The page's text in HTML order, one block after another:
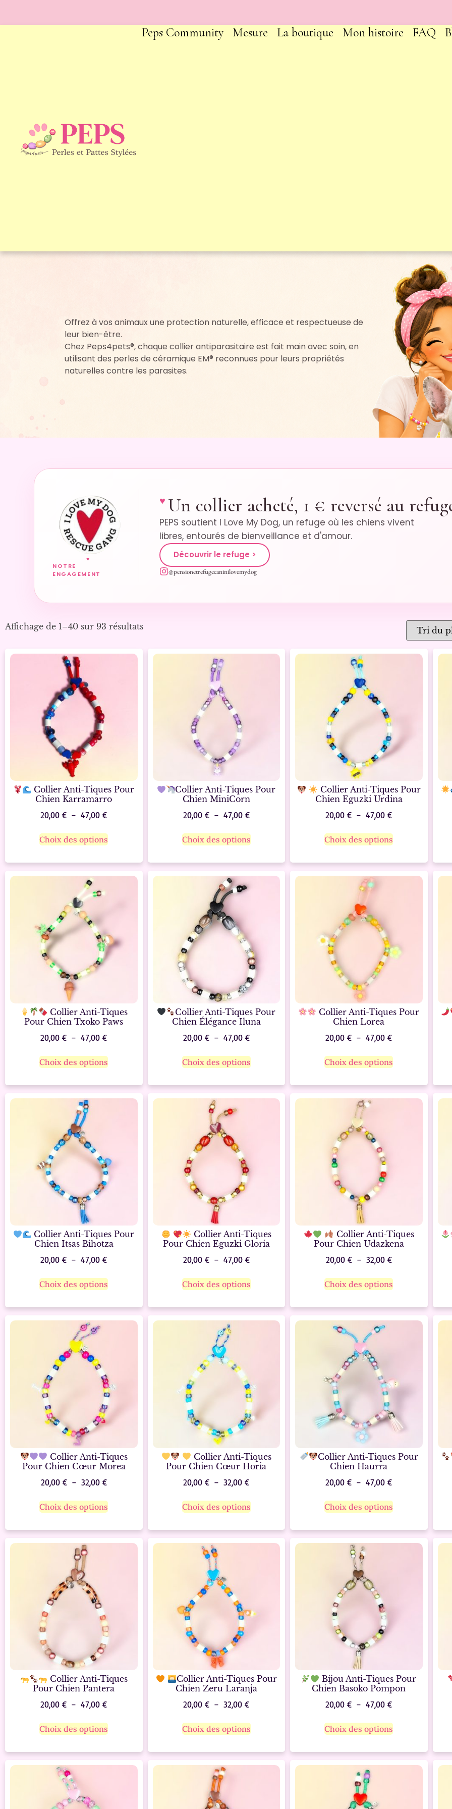
Peps Community Mesure La boutique Mon histoire FAQ
Offrez à vos animaux une protection naturelle, efficace et respectueuse de
leur bien-être.
Chez Peps4pets®, chaque collier antiparasitaire est fait main avec soin, en
utilisant des perles de céramique EM® reconnues pour leurs propriétés
naturelles contre les parasites.
♥
NOTRE
ENGAGEMENT
♥ Un collier acheté, 1 € reversé au
PEPS soutient I Love My Dog, un refuge où les chiens vivent
libres, entourés de bienveillance et d'amour.
Découvrir le refuge >
@pensionetrefugecaninilovemydog
Affichage de 1–40 sur 93 résultats
Collier Anti-Tiques Pour
Chien Karramarro
20,00€ – 47,00€
Choix des options
Collier Anti-Tiques Pour
Chien MiniCorn
20,00 € – 47,00 €
Choix des options
Collier Anti-Tiques Pour
Chien Eguzki Urdina
20,00€ – 47,00€
Choix des options
Collier Anti-Tiques
Pour Chien Txoko Paws
20,00€ – 47,00€
Choix des options
Collier Anti-Tiques Pour
Chien Élégance Iluna
20,00 € – 47,00 €
Choix des options
Collier Anti-Tiques Pour
Chien Lorea
20,00€ – 47,00€
Choix des options
Collier Anti-Tiques Pour
Chien Itsas Bihotza
20,00€ – 47,00€
Choix des options
Collier Anti-Tiques
Pour Chien Eguzki Gloria
20,00 € – 47,00 €
Choix des options
Collier Anti-Tiques
Pour Chien Udazkena
20,00 € – 32,00 €
Choix des options
Collier Anti-Tiques
Pour Chien Cœur Morea
20,00 € – 32,00 €
Choix des options
Collier Anti-Tiques
Pour Chien Cœur Horia
20,00€ – 32,00€
Choix des options
Collier Anti-Tiques Pour
Chien Haurra
20,00€ – 47,00€
Choix des options
Collier Anti-Tiques
Pour Chien Pantera
20,00€ – 47,00€
Choix des options
Collier Anti-Tiques Pour
Chien Zeru Laranja
20,00€ – 32,00€
Choix des options
Bijou Anti-Tiques Pour
Chien Basoko Pompon
20,00€ – 47,00€
Choix des options